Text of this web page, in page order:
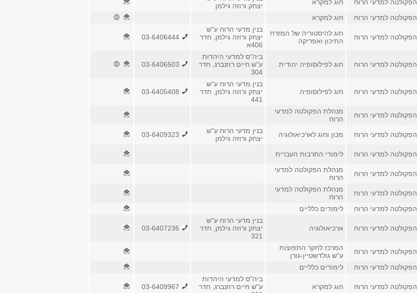
הפקולטה למדעי הרוח חוג למקרא
יצחק ורוזה גילמן
הפקולטה למדעי הרוח חוג למקרא
הפקולטה למדעי הרוח
חוג להיסטוריה של המזרח
התיכון ואפריקה
בנין מדעי הרוח ע"ש
יצחק ורוזה גילמן, חדר
406א
הפקולטה למדעי הרוח חוג לפילוסופיה יהודית
ביה"ס למדעי היהדות
ע"ש חיים רוזנברג, חדר
304
הפקולטה למדעי הרוח חוג לפילוסופיה
בנין מדעי הרוח ע"ש
יצחק ורוזה גילמן, חדר
441
הפקולטה למדעי הרוח
מנהלת הפקולטה למדעי
הרוח
הפקולטה למדעי הרוח מכון וחוג לארכיאולוגיה
בנין מדעי הרוח ע"ש
יצחק ורוזה גילמן
הפקולטה למדעי הרוח לימודי התרבות העברית
הפקולטה למדעי הרוח
מנהלת הפקולטה למדעי
הרוח
הפקולטה למדעי הרוח
מנהלת הפקולטה למדעי
הרוח
הפקולטה למדעי הרוח
לימודים כלליים
הפקולטה למדעי הרוח ארכיאולוגיה
בנין מדעי הרוח ע"ש
יצחק ורוזה גילמן, חדר
321
הפקולטה למדעי הרוח
המרכז לחקר התפוצות
ע"ש גולדשטיין-גורן
הפקולטה למדעי הרוח לימודים כלליים
הפקולטה למדעי הרוח חוג למקרא
ביה"ס למדעי היהדות
ע"ש חיים רוזנברג, חדר